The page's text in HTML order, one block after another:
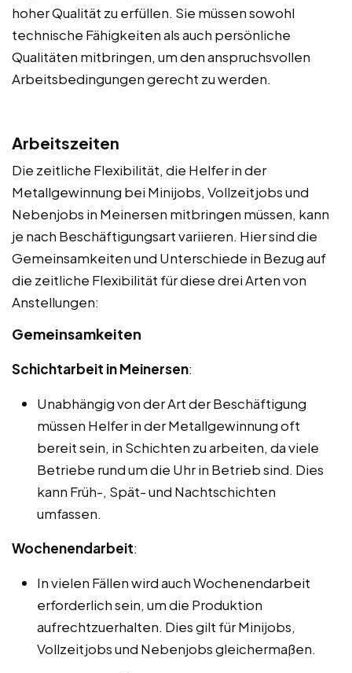
hoher Qualität zu erfüllen. Sie müssen sowohl
technische Fähigkeiten als auch persönliche
Qualitäten mitbringen, um den anspruchsvollen
Arbeitsbedingungen gerecht zu werden.
Arbeitszeiten
Die zeitliche Flexibilität, die Helfer in der
Metallgewinnung bei Minijobs, Vollzeitjobs und
Nebenjobs in Meinersen mitbringen müssen, kann
je nach Beschäftigungsart variieren. Hier sind die
Gemeinsamkeiten und Unterschiede in Bezug auf
die zeitliche Flexibilität für diese drei Arten von
Anstellungen:
Gemeinsamkeiten
Schichtarbeit in Meinersen:
Unabhängig von der Art der Beschäftigung
müssen Helfer in der Metallgewinnung oft
bereit sein, in Schichten zu arbeiten, da viele
Betriebe rund um die Uhr in Betrieb sind. Dies
kann Früh-, Spät- und Nachtschichten
umfassen.
Wochenendarbeit:
In vielen Fällen wird auch Wochenendarbeit
erforderlich sein, um die Produktion
aufrechtzuerhalten. Dies gilt für Minijobs,
Vollzeitjobs und Nebenjobs gleichermaßen.